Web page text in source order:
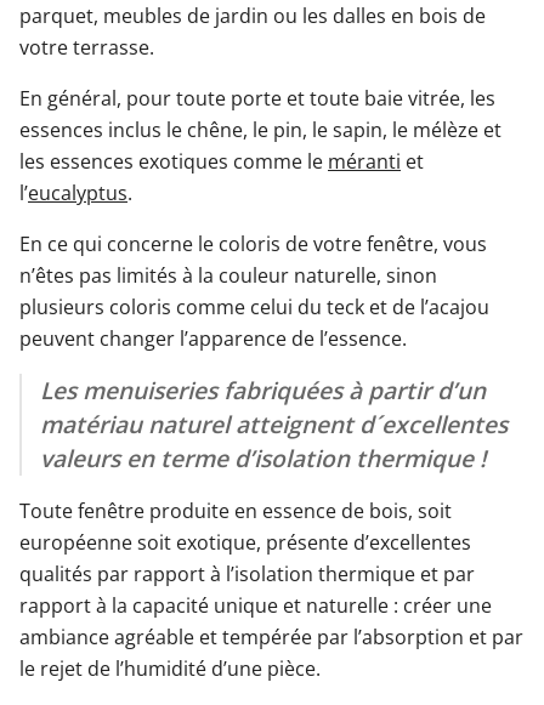
parquet, meubles de jardin ou les dalles en bois de
votre terrasse.
En général, pour toute porte et toute baie vitrée, les
essences inclus le chêne, le pin, le sapin, le mélèze et
les essences exotiques comme le méranti et
l’eucalyptus.
En ce qui concerne le coloris de votre fenêtre, vous
n’êtes pas limités à la couleur naturelle, sinon
plusieurs coloris comme celui du teck et de l’acajou
peuvent changer l’apparence de l’essence.
Les menuiseries fabriquées à partir d’un
matériau naturel atteignent d´excellentes
valeurs en terme d’isolation thermique !
Toute fenêtre produite en essence de bois, soit
européenne soit exotique, présente d’excellentes
qualités par rapport à l’isolation thermique et par
rapport à la capacité unique et naturelle : créer une
ambiance agréable et tempérée par l’absorption et par
le rejet de l’humidité d’une pièce.